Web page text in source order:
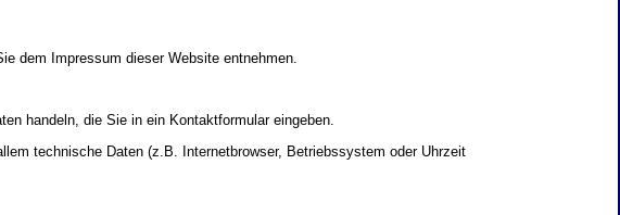
dem Impressum dieser Website entnehmen.
handeln, die Sie in ein Kontaktformular eingeben.
technische Daten (z.B. Internetbrowser, Betriebssystem oder Uhrzeit